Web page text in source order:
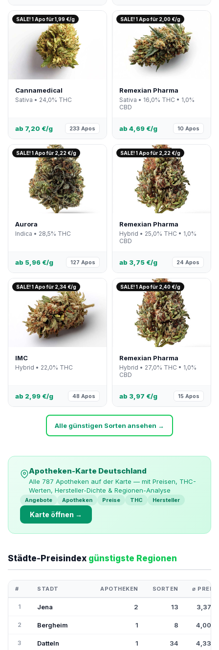
SALE! 1 Apo für 1,99 €/g
Cannamedical
Sativa • 24,0% THC
ab 7,20 €/g 233 Apos
SALE! 1 Apo für 2,00 €/g
Remexian Pharma
Sativa • 16,0% THC • 1,0%
CBD
ab 4,69 €/g 10 Apos
SALE! 1 Apo für 2,22 €/g
Aurora
Indica • 28,5% THC
ab 5,96 €/g 127 Apos
SALE! 1 Apo für 2,22 €/g
Remexian Pharma
Hybrid • 25,0% THC • 1,0%
CBD
ab 3,75 €/g 24 Apos
SALE! 1 Apo für 2,34 €/g
IMC
Hybrid • 22,0% THC
ab 2,99 €/g 48 Apos
SALE! 1 Apo für 2,40 €/g
Remexian Pharma
Hybrid • 27,0% THC • 1,0%
CBD
ab 3,97 €/g 15 Apos
Alle günstigen Sorten ansehen →
Apotheken-Karte Deutschland
Alle 787 Apotheken auf der Karte — mit Preisen, THC-
Werten, Hersteller-Dichte & Regionen-Analyse
Angebote Apotheken Preise THC Hersteller
Karte öffnen →
Städte-Preisindex günstigste Regionen
# STADT APOTHEKEN SORTEN ⌀ PREIS
1 Jena 2 13 3,37€
2 Bergheim 1 8 4,00€
3 Datteln 1 34 4,33€